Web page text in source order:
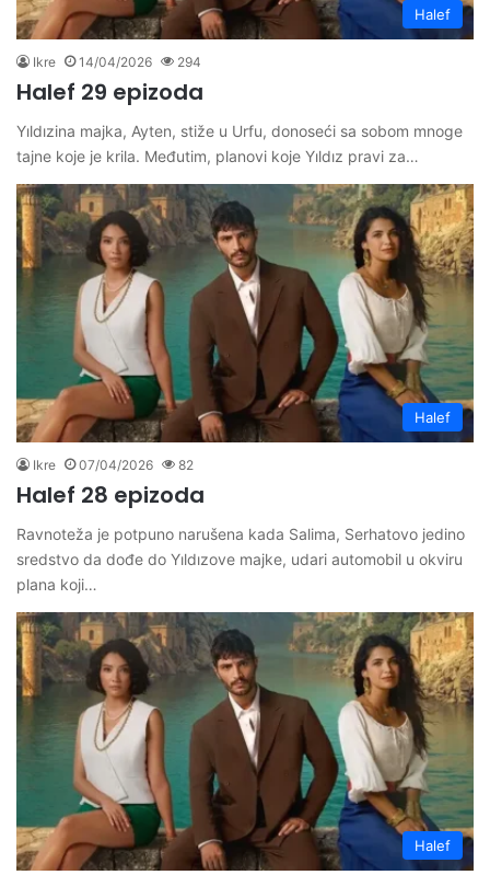
Halef
Ikre 14/04/2026 294
Halef 29 epizoda
Yıldızina majka, Ayten, stiže u Urfu, donoseći sa sobom mnoge
tajne koje je krila. Međutim, planovi koje Yıldız pravi za…
Halef
Ikre 07/04/2026 82
Halef 28 epizoda
Ravnoteža je potpuno narušena kada Salima, Serhatovo jedino
sredstvo da dođe do Yıldızove majke, udari automobil u okviru
plana koji…
Halef